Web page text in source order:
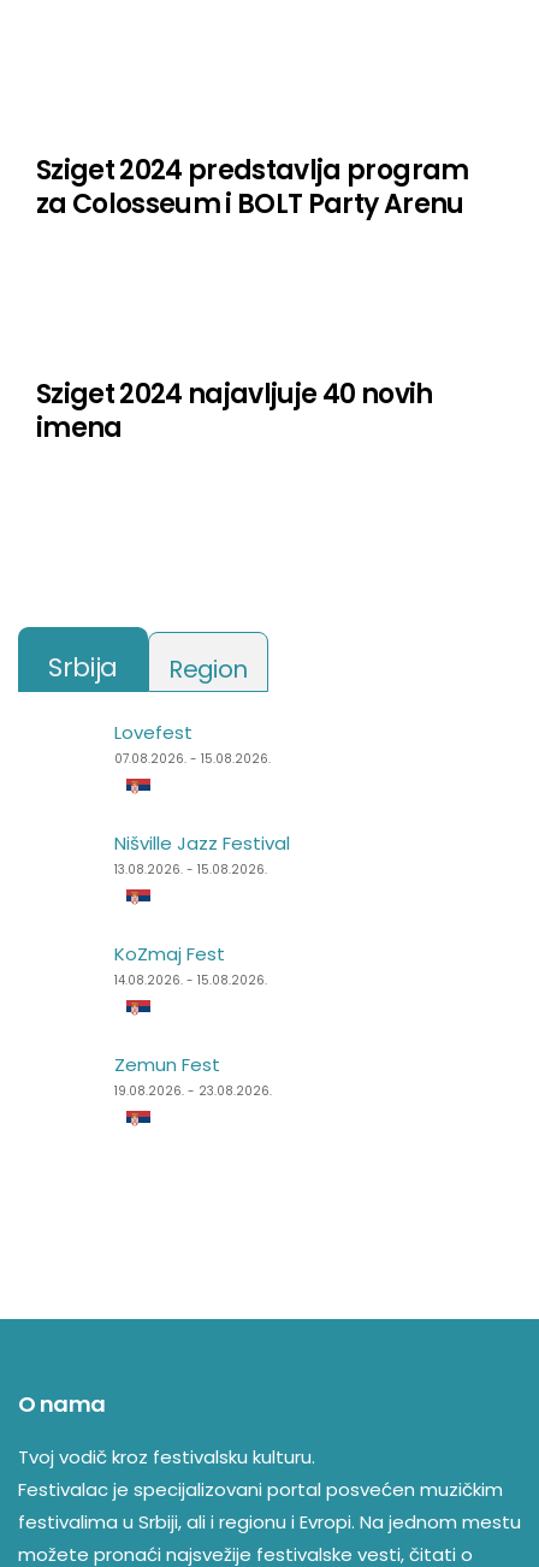
Sziget 2024 predstavlja program
za Colosseum i BOLT Party Arenu
Sziget 2024 najavljuje 40 novih
imena
Srbija Region
Lovefest
07.08.2026. - 15.08.2026.
Nišville Jazz Festival
13.08.2026. - 15.08.2026.
KoZmaj Fest
14.08.2026. - 15.08.2026.
Zemun Fest
19.08.2026. - 23.08.2026.
Lake Fest
07.08.2026. - 09.08.2026.
Summer Well
07.08.2026. - 09.08.2026.
Punk Rock Holiday
11.08.2026. - 14.08.2026.
Špancirfest
21.08.2026. - 30.08.2026.
O nama
Tvoj vodič kroz festivalsku kulturu.
Festivalac je specijalizovani portal posvećen muzičkim
festivalima u Srbiji, ali i regionu i Evropi. Na jednom mestu
možete pronaći najsvežije festivalske vesti, čitati o